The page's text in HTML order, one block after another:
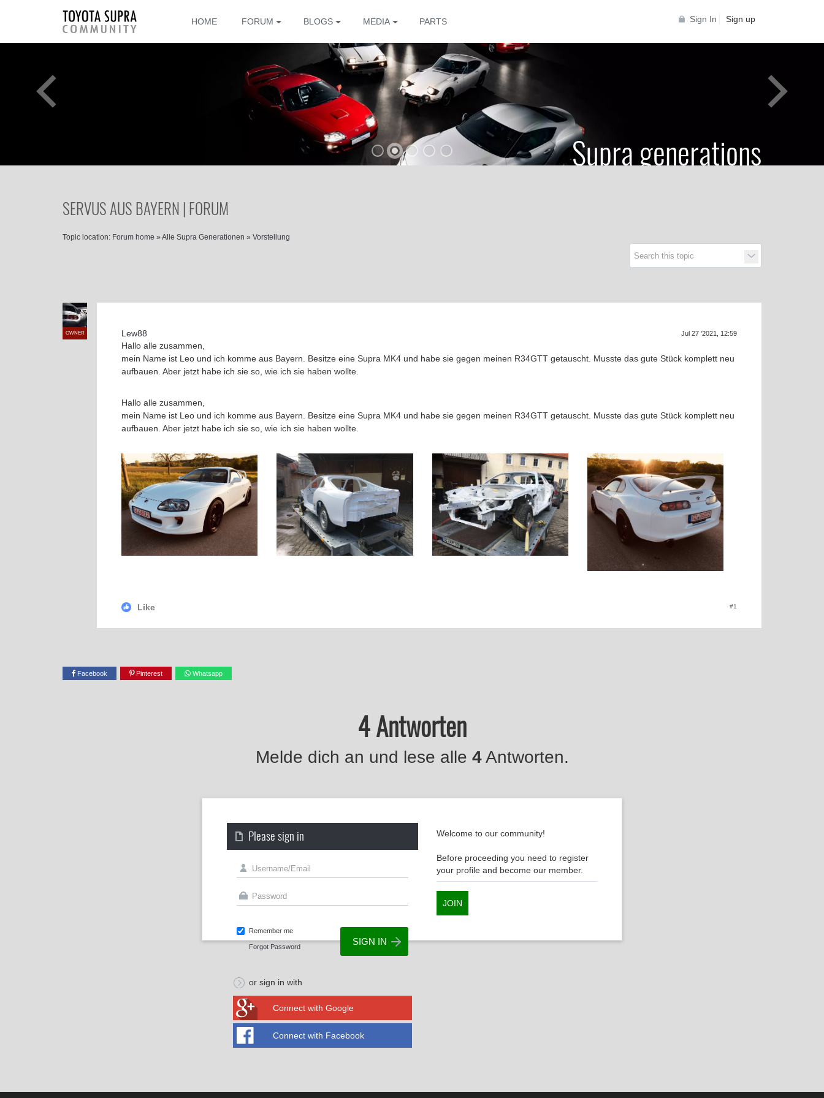
Sign In Sign up
HOME FORUM BLOGS MEDIA PARTS
Supra
Supra generations
SERVUS AUS BAYERN | FORUM
Topic location: Forum home » Alle Supra Generationen » Vorstellung
OWNER Lew88 Jul 27 '2021, 12:59
Hallo alle zusammen,
mein Name ist Leo und ich komme aus Bayern. Besitze eine Supra MK4 und habe sie gegen meinen R34GTT getauscht. Musste das gute Stück komplett neu
aufbauen. Aber jetzt habe ich sie so, wie ich sie haben wollte.
Hallo alle zusammen,
mein Name ist Leo und ich komme aus Bayern. Besitze eine Supra MK4 und habe sie gegen meinen R34GTT getauscht. Musste das gute Stück komplett neu
aufbauen. Aber jetzt habe ich sie so, wie ich sie haben wollte.
Like #1
Facebook Pinterest Whatsapp
4 Antworten
Melde dich an und lese alle 4Antworten.
Please sign in
Remember me
Forgot Password
or sign in with
Connect with Google
Connect with Facebook
Welcome to our community!
Before proceeding you need to register
your profile and become our member.
JOIN